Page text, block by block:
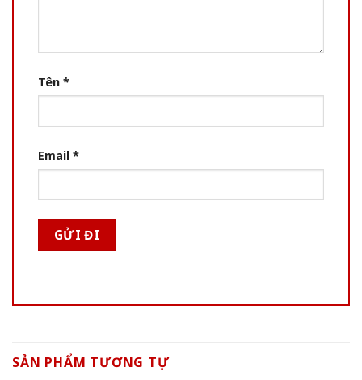
Tên *
Email *
SẢN PHẨM TƯƠNG TỰ